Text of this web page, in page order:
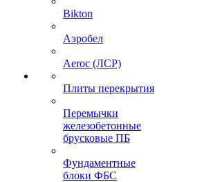
Bikton
Аэробел
Aeroc (ЛСР)
Плиты перекрытия
Перемычки
железобетонные
брусковые ПБ
Фундаментные
блоки ФБС